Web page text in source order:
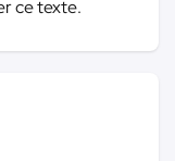
ce texte.